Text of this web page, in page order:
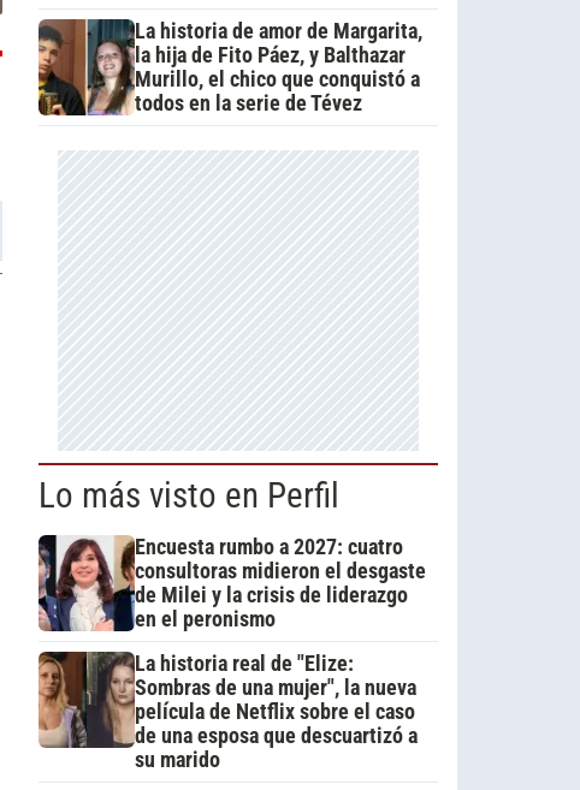
La historia de amor de Margarita,
la hija de Fito Páez, y Balthazar
Murillo, el chico que conquistó a
todos en la serie de Tévez
Lo más visto en Perfil
Encuesta rumbo a 2027: cuatro
consultoras midieron el desgaste
de Milei y la crisis de liderazgo
en el peronismo
La historia real de "Elize:
Sombras de una mujer", la nueva
película de Netflix sobre el caso
de una esposa que descuartizó a
su marido